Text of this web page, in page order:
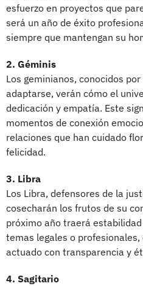
esfuerzo en proyectos que
será un año de éxito
siempre que mantengan su
2. Géminis
Los geminianos, conocidos
adaptarse, verán cómo el
dedicación y empatía. Este
momentos de conexión
relaciones que han cuidado
felicidad.
3. Libra
Los Libra, defensores de la
cosecharán los frutos de su
próximo año traerá
temas legales o
actuado con transparencia y
4. Sagitario